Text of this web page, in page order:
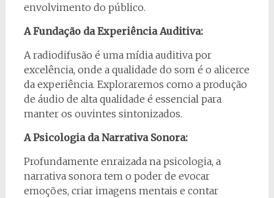
envolvimento do público.
A Fundação da Experiência Auditiva:
A radiodifusão é uma mídia auditiva por
excelência, onde a qualidade do som é o alicerce
da experiência. Exploraremos como a produção
de áudio de alta qualidade é essencial para
manter os ouvintes sintonizados.
A Psicologia da Narrativa Sonora:
Profundamente enraizada na psicologia, a
narrativa sonora tem o poder de evocar
emoções, criar imagens mentais e contar